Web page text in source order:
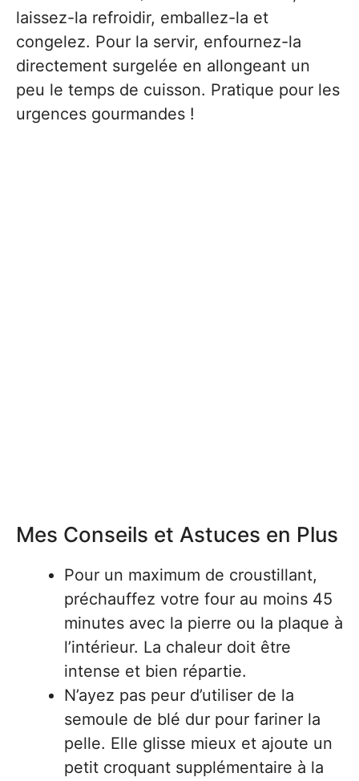
laissez-la refroidir, emballez-la et
congelez. Pour la servir, enfournez-la
directement surgelée en allongeant un
peu le temps de cuisson. Pratique pour les
urgences gourmandes !
Mes Conseils et Astuces en Plus
Pour un maximum de croustillant,
préchauffez votre four au moins 45
minutes avec la pierre ou la plaque à
l’intérieur. La chaleur doit être
intense et bien répartie.
N’ayez pas peur d’utiliser de la
semoule de blé dur pour fariner la
pelle. Elle glisse mieux et ajoute un
petit croquant supplémentaire à la